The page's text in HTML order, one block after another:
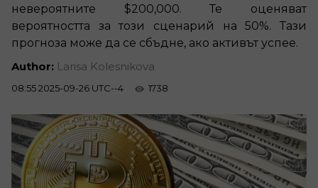
невероятните $200,000. Те оценяват
вероятността за този сценарий на 50%. Тази
прогноза може да се сбъдне, ако активът успее.
Author: Larisa Kolesnikova
08:55 2025-09-26 UTC--4 1738